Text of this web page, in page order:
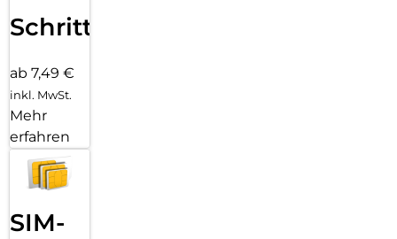
Schritten
ab 7,49 €
inkl. MwSt.
Mehr
erfahren
SIM-